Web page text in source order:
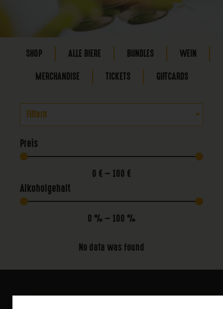
SHOP ALLE BIERE BUNDLES WEIN
MERCHANDISE TICKETS GIFTCARDS
Filtern
Preis
0 € — 100 €
Alkoholgehalt
0 % — 100 %
No data was found